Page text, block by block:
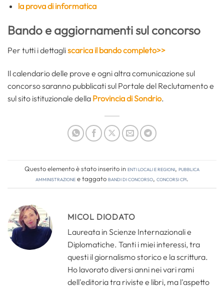
la prova di informatica
Bando e aggiornamenti sul concorso
Per tutti i dettagliscarica il bando completo>>
Il calendario delle prove e ogni altra comunicazione sul
concorso saranno pubblicati sul Portale del Reclutamento e
sul sito istituzionale della Provincia di Sondrio.
Questo elemento è stato inserito inEnti locali e regioni, Pubblica
amministrazionee taggatobandi di concorso, concorsi cpi.
MICOL DIODATO
Laureata in Scienze Internazionali e
Diplomatiche. Tanti i miei interessi, tra
questi il giornalismo storico e la scrittura.
Ho lavorato diversi anni nei vari rami
dell'editoria tra riviste e libri, ma l'aspetto